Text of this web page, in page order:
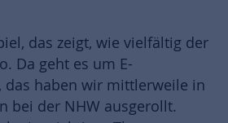
das zeigt, wie vielfältig der
Da geht es um E-
das haben wir mittlerweile in
bei der NHW ausgerollt.